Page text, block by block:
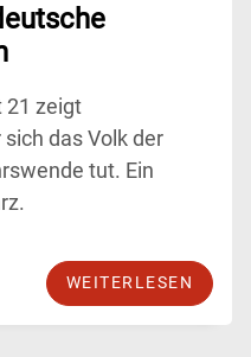
21 zeigt
das Volk der
tut. Ein
WEITERLESEN